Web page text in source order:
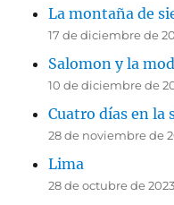
La montaña de
17 de diciembre de
Salomon y la
10 de diciembre de
Cuatro días en la
28 de noviembre de
Lima
28 de octubre de 2023